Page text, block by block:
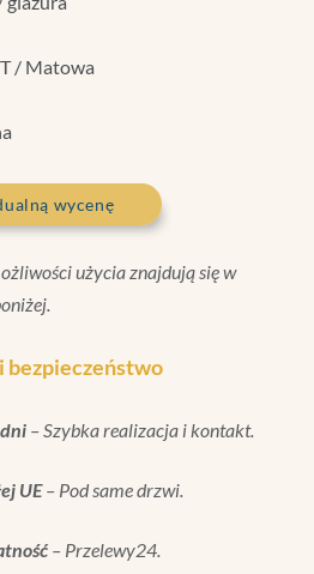
/ Matowa
wycenę
użycia znajdują się w
bezpieczeństwo
– Szybka realizacja i kontakt.
UE– Pod same drzwi.
– Przelewy24.